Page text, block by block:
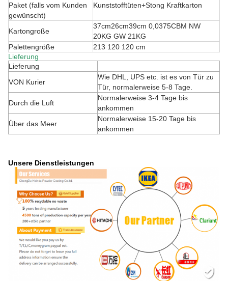
Paket (falls vom Kunden
gewünscht)
Kunststofftüten+Stong Kraftkarton
Kartongroße
37cm26cm39cm 0,0375CBM NW
20KG GW 21KG
Palettengröße
213 120 120 cm
Lieferung
Lieferung
VON Kurier
Wie DHL, UPS etc. ist es von Tür zu
Tür, normalerweise 5-8 Tage.
Durch die Luft
Normalerweise 3-4 Tage bis
ankommen
Über das Meer
Normalerweise 15-20 Tage bis
ankommen
Unsere Dienstleistungen